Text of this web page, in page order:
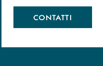
CONTATTI